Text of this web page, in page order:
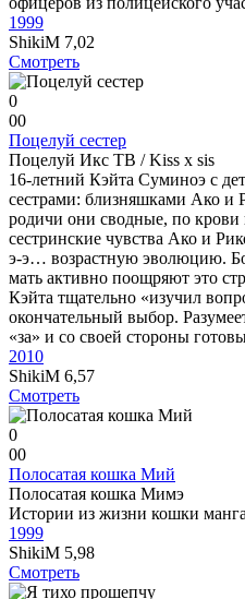
1999
ShikiM 7,02
Смотреть
0
00
Поцелуй сестер
Поцелуй Икс ТВ / Kiss x sis
16-летний Кэйта Суминоэ с
сестрами: близняшками Ако и
родичи они сводные, по крови
сестринские чувства Ако и
э-э… возрастную эволюцию.
мать активно поощряют это
Кэйта тщательно «изучил
окончательный выбор.
«за» и со своей стороны
2010
ShikiM 6,57
Смотреть
0
00
Полосатая кошка Мий
Полосатая кошка Мимэ
Истории из жизни кошки
1999
ShikiM 5,98
Смотреть